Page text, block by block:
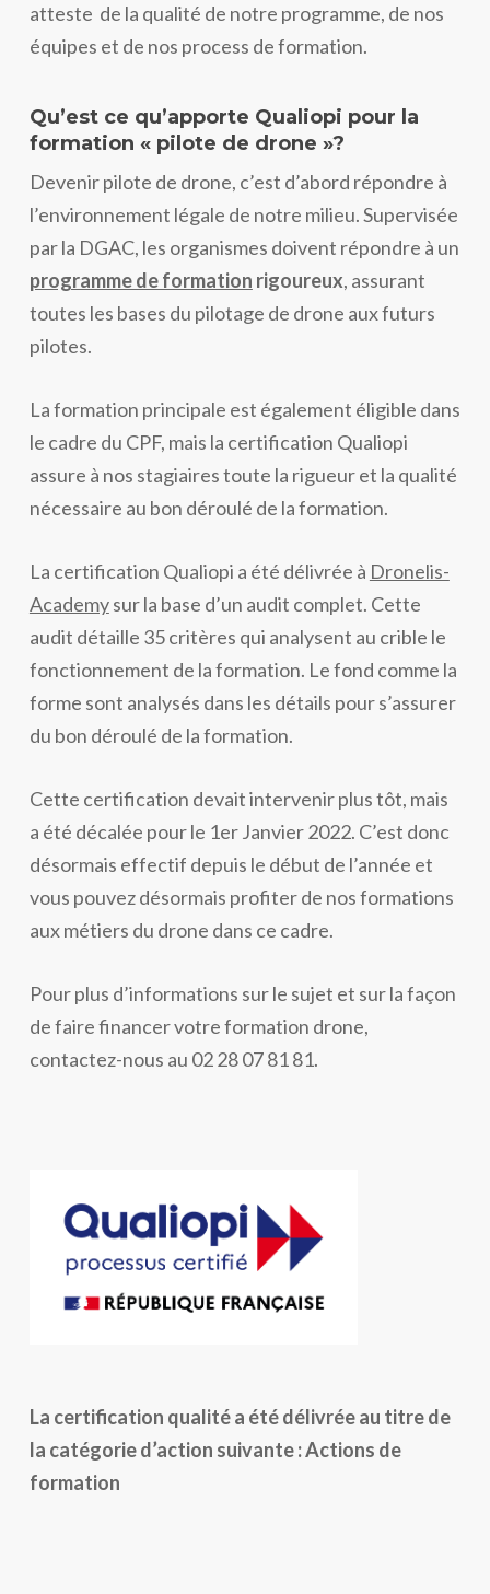
atteste de la qualité de notre programme, de nos
équipes et de nos process de formation.
Qu’est ce qu’apporte Qualiopi pour la
formation « pilote de drone »?
Devenir pilote de drone, c’est d’abord répondre à
l’environnement légale de notre milieu. Supervisée
par la DGAC, les organismes doivent répondre à un
programme de formation rigoureux, assurant
toutes les bases du pilotage de drone aux futurs
pilotes.
La formation principale est également éligible dans
le cadre du CPF, mais la certification Qualiopi
assure à nos stagiaires toute la rigueur et la qualité
nécessaire au bon déroulé de la formation.
La certification Qualiopi a été délivrée à Dronelis-
Academysur la base d’un audit complet. Cette
audit détaille 35 critères qui analysent au crible le
fonctionnement de la formation. Le fond comme la
forme sont analysés dans les détails pour s’assurer
du bon déroulé de la formation.
Cette certification devait intervenir plus tôt, mais
a été décalée pour le 1er Janvier 2022. C’est donc
désormais effectif depuis le début de l’année et
vous pouvez désormais profiter de nos formations
aux métiers du drone dans ce cadre.
Pour plus d’informations sur le sujet et sur la façon
de faire financer votre formation drone,
contactez-nous au 02 28 07 81 81.
La certification qualité a été délivrée au titre de
la catégorie d’action suivante : Actions de
formation